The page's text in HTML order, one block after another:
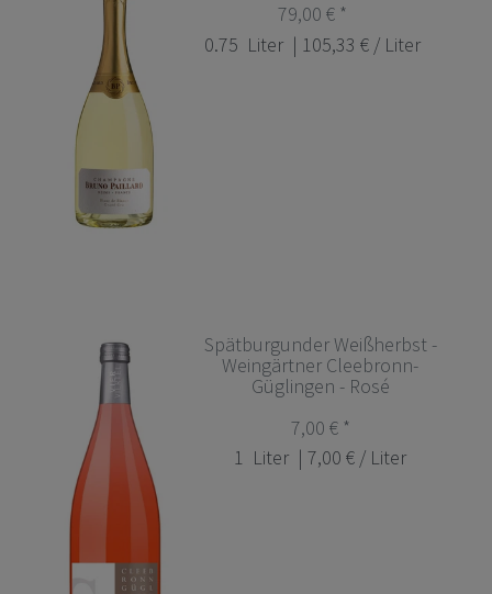
79,00 € *
0.75 Liter | 105,33 € / Liter
Spätburgunder Weißherbst -
Weingärtner Cleebronn-
Güglingen - Rosé
7,00 € *
1 Liter | 7,00 € / Liter